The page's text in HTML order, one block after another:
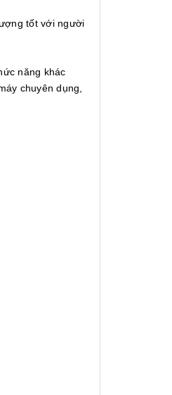
tốt với người
năng khác
chuyên dụng,